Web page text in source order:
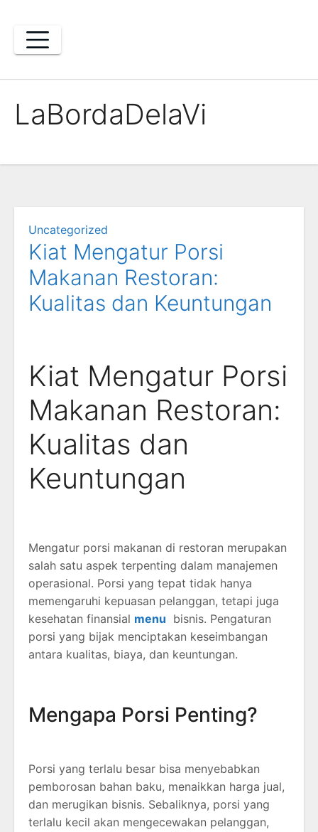
content
LaBordaDelaVi
Uncategorized
Kiat Mengatur Porsi
Makanan Restoran:
Kualitas dan Keuntungan
Kiat Mengatur Porsi
Makanan Restoran:
Kualitas dan
Keuntungan
Mengatur porsi makanan di restoran merupakan
salah satu aspek terpenting dalam manajemen
operasional. Porsi yang tepat tidak hanya
memengaruhi kepuasan pelanggan, tetapi juga
kesehatan finansial menu bisnis. Pengaturan
porsi yang bijak menciptakan keseimbangan
antara kualitas, biaya, dan keuntungan.
Mengapa Porsi Penting?
Porsi yang terlalu besar bisa menyebabkan
pemborosan bahan baku, menaikkan harga jual,
dan merugikan bisnis. Sebaliknya, porsi yang
terlalu kecil akan mengecewakan pelanggan,